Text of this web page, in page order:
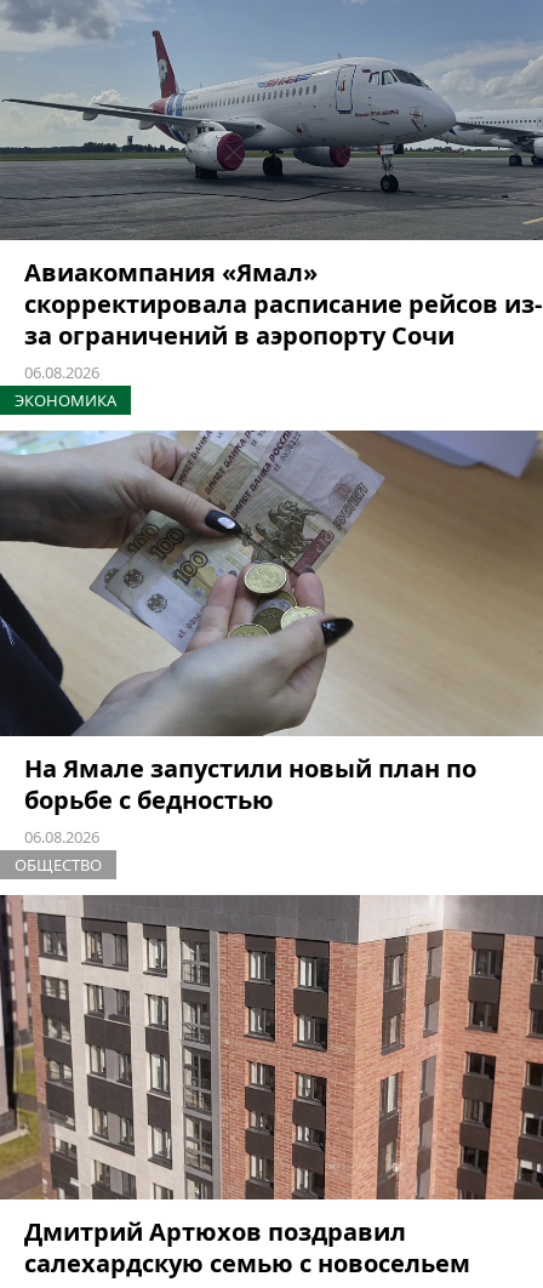
Авиакомпания «Ямал»
скорректировала расписание рейсов из-
за ограничений в аэропорту Сочи
06.08.2026
ЭКОНОМИКА
На Ямале запустили новый план по
борьбе с бедностью
06.08.2026
ОБЩЕСТВО
Дмитрий Артюхов поздравил
салехардскую семью с новосельем